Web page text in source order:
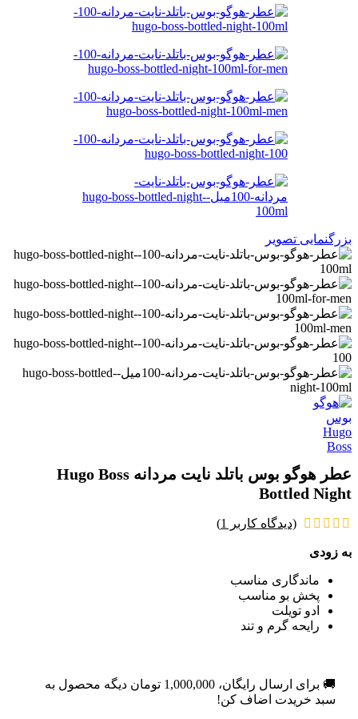
بزرگنمایی تصویر
عطر هوگو بوس باتلد نایت مردانه Hugo Boss
Bottled Night
(دیدگاه کاربر 1
)
به زودی
ماندگاری مناسب
پخش بو مناسب
ادو تویلت
رایحه گرم و تند
🚚 برای ارسال رایگان، 1,000,000 تومان دیگه محصول به
سبد خریدت اضاف کن!